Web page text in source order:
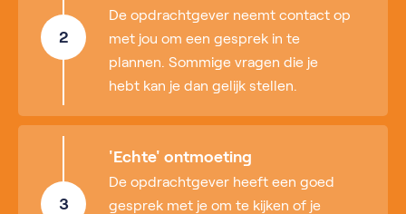
2
De opdrachtgever neemt contact op
met jou om een gesprek in te
plannen. Sommige vragen die je
hebt kan je dan gelijk stellen.
3
'Echte' ontmoeting
De opdrachtgever heeft een goed
gesprek met je om te kijken of je